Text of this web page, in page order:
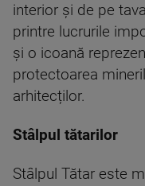
interior și de pe
printre lucrurile
și o icoană
protectoarea
arhitecților.
Stâlpul tătarilor
Stâlpul Tătar este